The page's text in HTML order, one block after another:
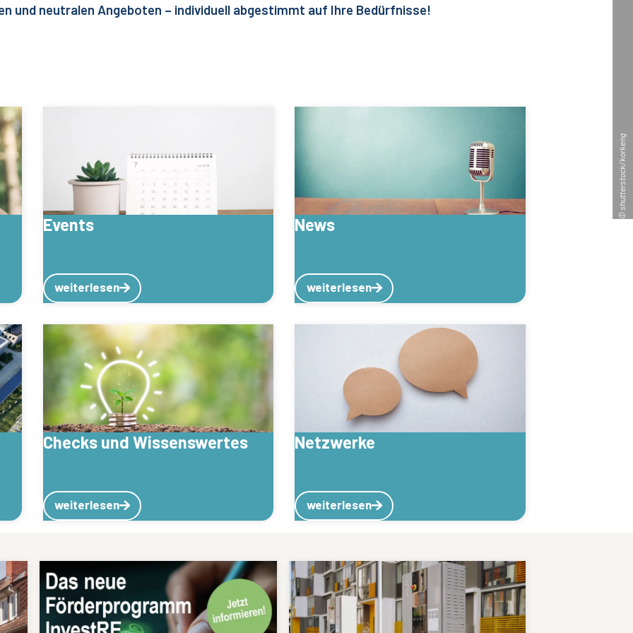
© shutterstock/korkeng
und neutralen Angeboten – individuell abgestimmt auf Ihre Bedürfnisse!
Events
weiterlesen
News
weiterlesen
Checks und Wissenswertes
weiterlesen
Netzwerke
weiterlesen